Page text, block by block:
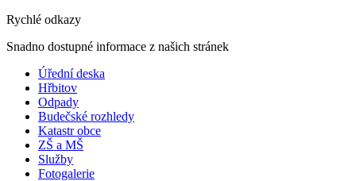
Rychlé odkazy
Snadno dostupné informace z našich stránek
Úřední deska
Hřbitov
Odpady
Budečské rozhledy
Katastr obce
ZŠ a MŠ
Služby
Fotogalerie